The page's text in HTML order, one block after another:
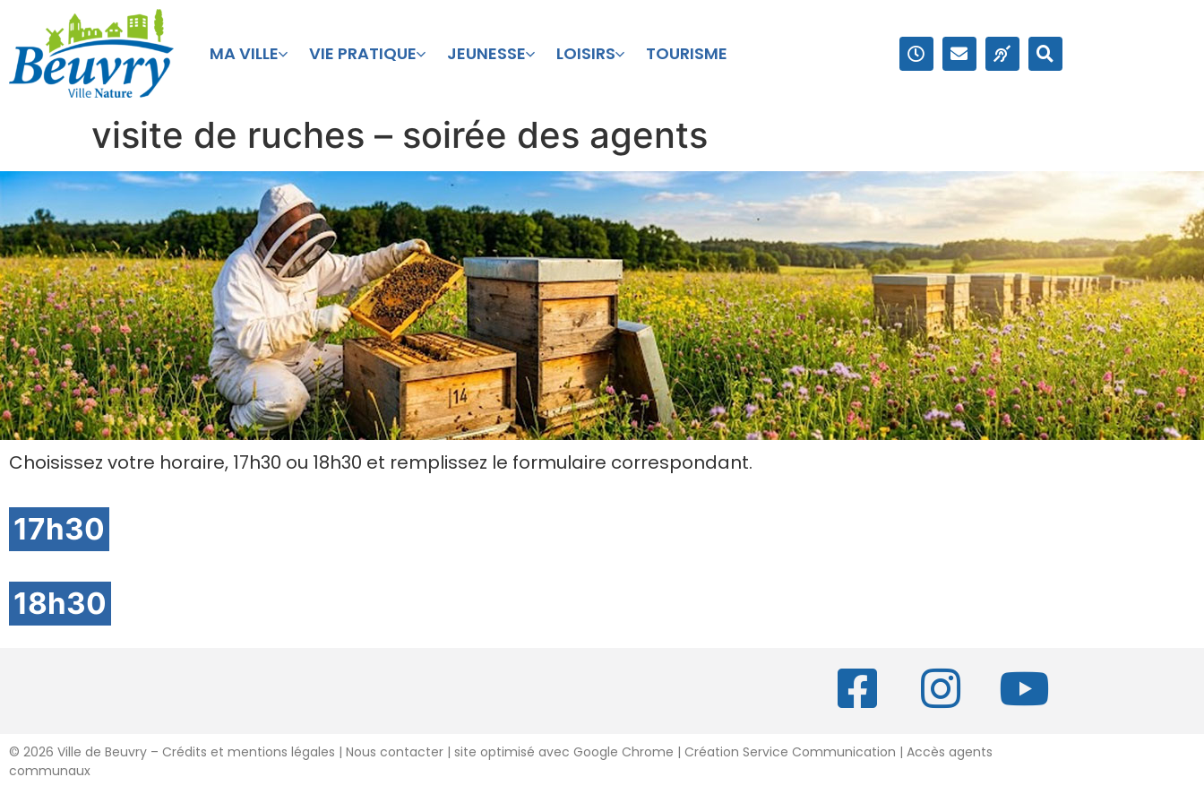
MA VILLE VIE PRATIQUE JEUNESSE LOISIRS TOURISME
visite de ruches – soirée des agents
Choisissez votre horaire, 17h30 ou 18h30 et remplissez le formulaire correspondant.
17h30
18h30
© 2026 Ville de Beuvry – Crédits et mentions légales | Nous contacter | site optimisé avec Google Chrome | Création Service Communication | Accès agents
communaux